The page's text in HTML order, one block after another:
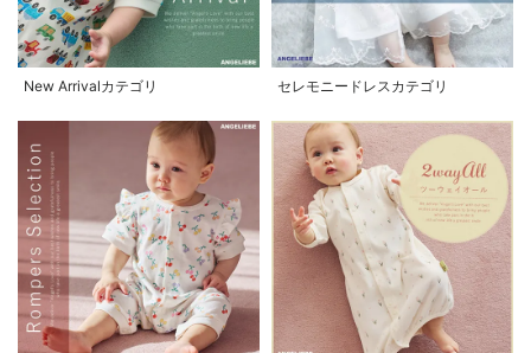
New Arrivalカテゴリ セレモニードレスカテゴリ